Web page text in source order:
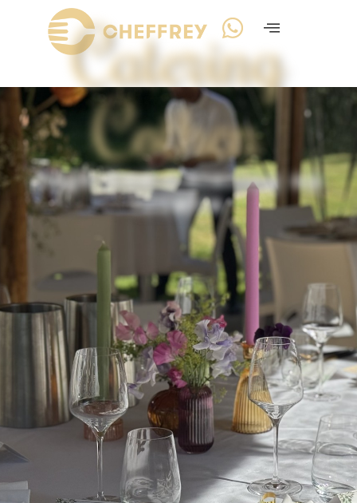
Catering
Cothen
High End Catering op
locatie